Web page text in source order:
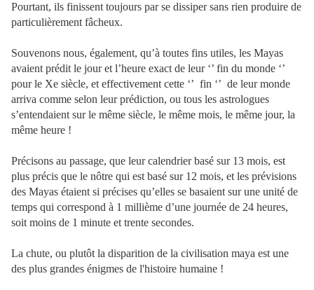
Pourtant, ils finissent toujours par se dissiper sans rien produire de
particulièrement fâcheux.
Souvenons nous, également, qu’à toutes fins utiles, les Mayas
avaient prédit le jour et l’heure exact de leur ‘’ fin du monde ‘’
pour le Xe siècle, et effectivement cette ‘’ fin ‘’ de leur monde
arriva comme selon leur prédiction, ou tous les astrologues
s’entendaient sur le même siècle, le même mois, le même jour, la
même heure !
Précisons au passage, que leur calendrier basé sur 13 mois, est
plus précis que le nôtre qui est basé sur 12 mois, et les prévisions
des Mayas étaient si précises qu’elles se basaient sur une unité de
temps qui correspond à 1 millième d’une journée de 24 heures,
soit moins de 1 minute et trente secondes.
La chute, ou plutôt la disparition de la civilisation maya est une
des plus grandes énigmes de l'histoire humaine !